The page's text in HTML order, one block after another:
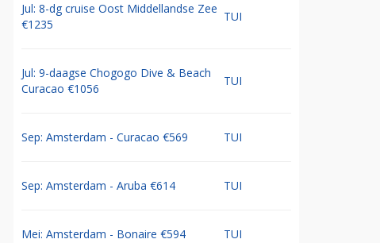
Jul: 8-dg cruise Oost Middellandse Zee
€1235
TUI
Jul: 9-daagse Chogogo Dive & Beach
Curacao €1056
TUI
Sep: Amsterdam - Curacao €569 TUI
Sep: Amsterdam - Aruba €614 TUI
Mei: Amsterdam - Bonaire €594 TUI